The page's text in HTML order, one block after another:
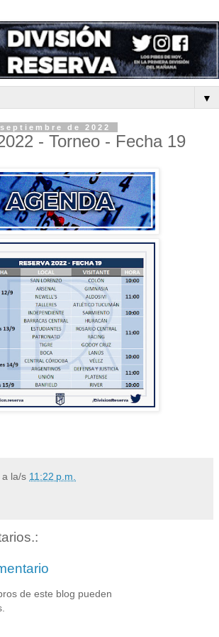
▼
de 2022
- Torneo - Fecha 19
a la/s 11:22 p.m.
de este blog pueden